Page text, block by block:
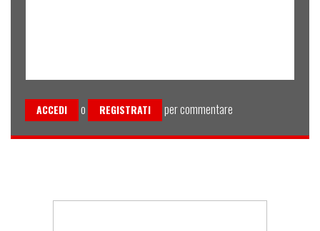
ACCEDI o REGISTRATI per commentare